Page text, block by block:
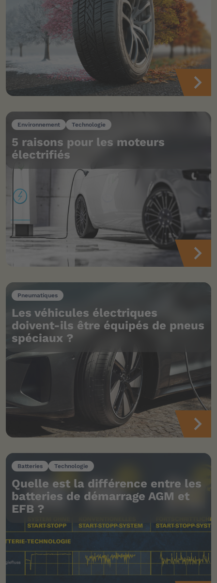
Environnement Technologie
5 raisons pour les moteurs
électrifiés
Pneumatiques
Les véhicules électriques
doivent-ils être équipés de pneus
spéciaux ?
Batteries Technologie
Quelle est la différence entre les
batteries de démarrage AGM et
EFB ?